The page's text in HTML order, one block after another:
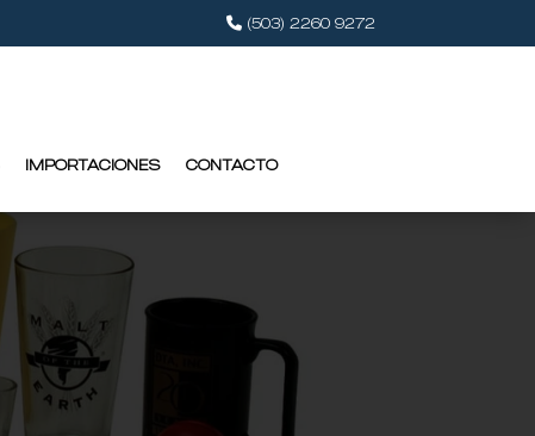
(503) 2260 9272
IMPORTACIONES CONTACTO